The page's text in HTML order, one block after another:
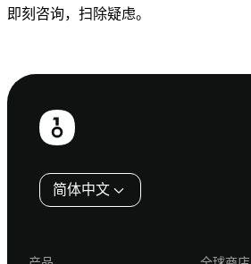
即刻咨询，扫除疑虑。
页
简体中文